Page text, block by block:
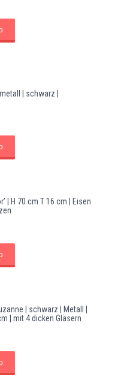
| schwarz |
| H 70 cm T 16 cm | Eisen
| schwarz | Metall |
| mit 4 dicken Gläsern